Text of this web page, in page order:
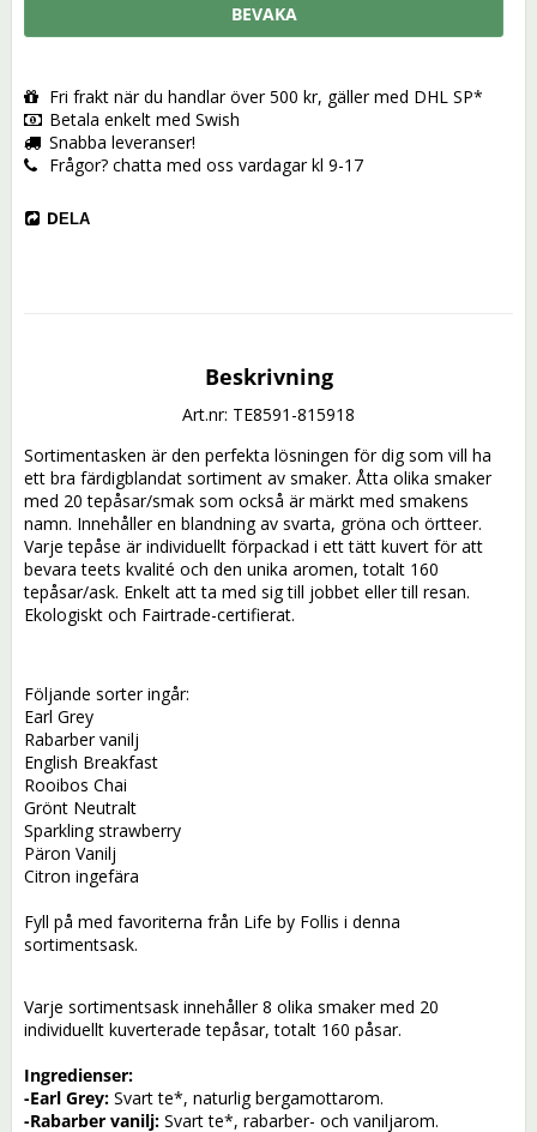
BEVAKA
Fri frakt när du handlar över 500 kr, gäller med DHL SP*
Betala enkelt med Swish
Snabba leveranser!
Frågor? chatta med oss vardagar kl 9-17
DELA
Beskrivning
Art.nr: TE8591-815918
Sortimentasken är den perfekta lösningen för dig som vill ha
ett bra färdigblandat sortiment av smaker. Åtta olika smaker
med 20 tepåsar/smak som också är märkt med smakens
namn. Innehåller en blandning av svarta, gröna och örtteer.
Varje tepåse är individuellt förpackad i ett tätt kuvert för att
bevara teets kvalité och den unika aromen, totalt 160
tepåsar/ask. Enkelt att ta med sig till jobbet eller till resan.
Ekologiskt och Fairtrade-certifierat.
Följande sorter ingår:
Earl Grey
Rabarber vanilj
English Breakfast
Rooibos Chai
Grönt Neutralt
Sparkling strawberry
Päron Vanilj
Citron ingefära
Fyll på med favoriterna från Life by Follis i denna
sortimentsask.
Varje sortimentsask innehåller 8 olika smaker med 20
individuellt kuverterade tepåsar, totalt 160 påsar.
Ingredienser:
-Earl Grey: Svart te*, naturlig bergamottarom.
-Rabarber vanilj: Svart te*, rabarber- och vaniljarom.